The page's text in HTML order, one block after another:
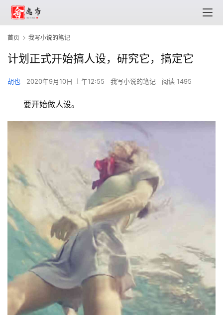
首页 我写小说的笔记
计划正式开始搞人设，研究它，搞定它
胡也 2020年9月10日 上午12:55 我写小说的笔记 阅读 1495
要开始做人设。